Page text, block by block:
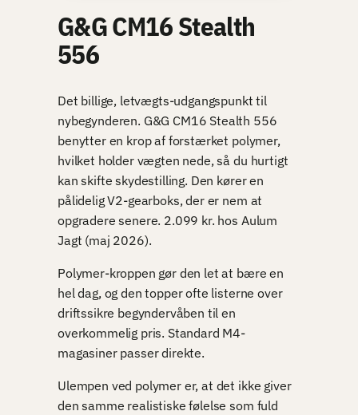
G&G CM16 Stealth
556
Det billige, letvægts-udgangspunkt til
nybegynderen. G&G CM16 Stealth 556
benytter en krop af forstærket polymer,
hvilket holder vægten nede, så du hurtigt
kan skifte skydestilling. Den kører en
pålidelig V2-gearboks, der er nem at
opgradere senere. 2.099 kr. hos Aulum
Jagt (maj 2026).
Polymer-kroppen gør den let at bære en
hel dag, og den topper ofte listerne over
driftssikre begyndervåben til en
overkommelig pris. Standard M4-
magasiner passer direkte.
Ulempen ved polymer er, at det ikke giver
den samme realistiske følelse som fuld